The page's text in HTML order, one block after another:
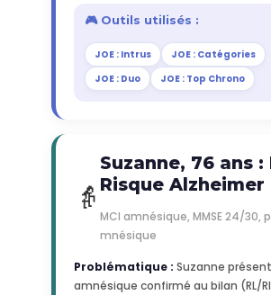
🎮 Outils utilisés :
JOE : Intrus
JOE : Catégories
JOE : Duo
JOE : Top Chrono
👵
Suzanne, 76 ans :
Risque Alzheimer
MCI amnésique, MMSE 24/30,
mnésique
Problématique : Suzanne
amnésique confirmé au bilan (RL/